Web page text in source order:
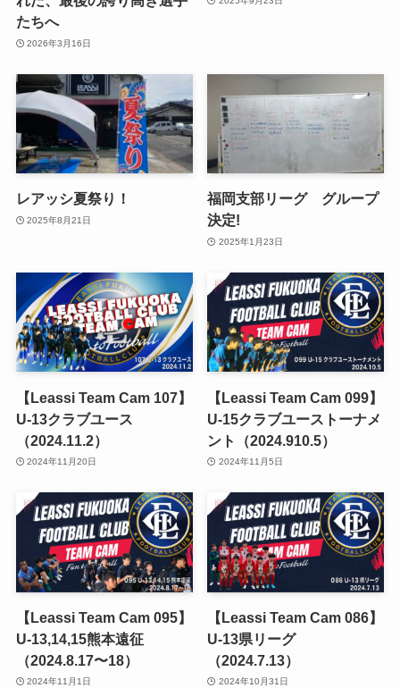
たちへ
2026年3月16日
レアッシ夏祭り！
2025年8月21日
福岡支部リーグ グループ
決定!
2025年1月23日
【Leassi Team Cam 107】
U-13クラブユース
（2024.11.2）
2024年11月20日
【Leassi Team Cam 099】
U-15クラブユーストーナメ
ント（2024.910.5）
2024年11月5日
【Leassi Team Cam 095】
U-13,14,15熊本遠征
（2024.8.17〜18）
2024年11月1日
【Leassi Team Cam 086】
U-13県リーグ
（2024.7.13）
2024年10月31日